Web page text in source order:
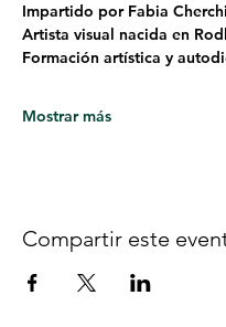
Impartido por Fabia Cherchi
Artista visual nacida en
Formación artística y
Mostrar más
Compartir este